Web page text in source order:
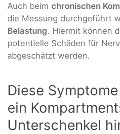
Auch beim chronischen
die Messung durchgeführt
Belastung. Hiermit können
potentielle Schäden für
abgeschätzt werden.
Diese
ein
Unterschenkel